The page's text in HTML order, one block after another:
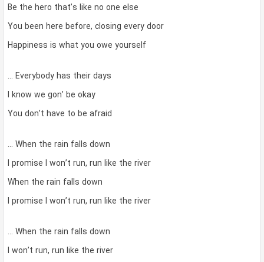
Be the hero that’s like no one else
You been here before, closing every door
Happiness is what you owe yourself
… Everybody has their days
I know we gon’ be okay
You don’t have to be afraid
… When the rain falls down
I promise I won’t run, run like the river
When the rain falls down
I promise I won’t run, run like the river
… When the rain falls down
I won’t run, run like the river